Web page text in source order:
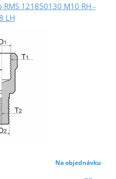
121850130 M10 RH -
LH
Na objednávku